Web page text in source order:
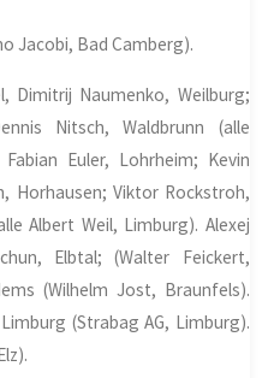
Jacobi, Bad Camberg).
Dimitrij Naumenko, Weilburg;
Nitsch, Waldbrunn (alle
Euler, Lohrheim; Kevin
Horhausen; Viktor Rockstroh,
Albert Weil, Limburg). Alexej
Elbtal; (Walter Feickert,
(Wilhelm Jost, Braunfels).
(Strabag AG, Limburg).